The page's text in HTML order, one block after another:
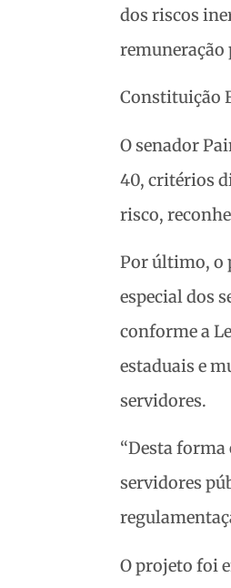
dos riscos
remuneração
Constituição
O senador
40, critérios
risco,
Por último, o
especial dos
conforme a
estaduais e
servidores.
“Desta
servidores
O projeto foi